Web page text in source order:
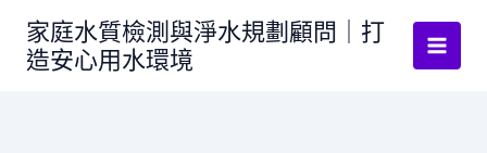
家庭水質檢測與淨水規劃顧問｜打
造安心用水環境